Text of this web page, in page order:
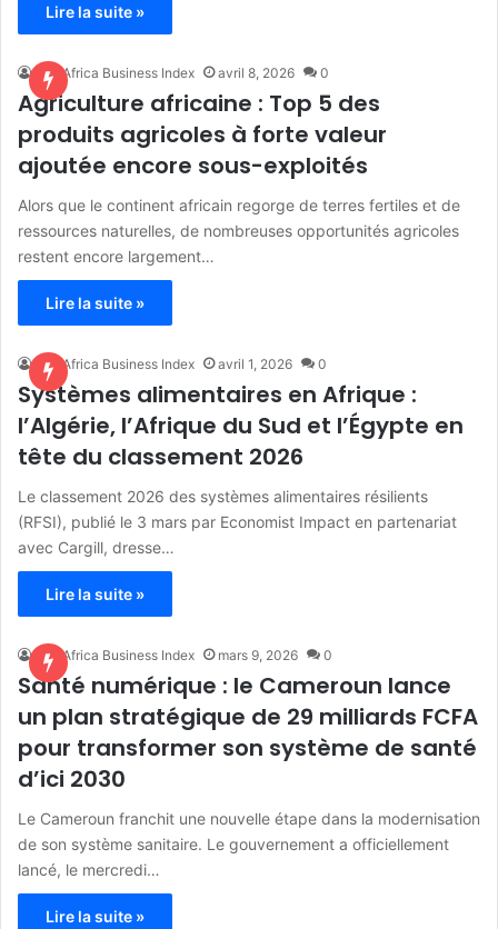
Lire la suite »
The Africa Business Index avril 8, 2026 0
Agriculture africaine : Top 5 des
produits agricoles à forte valeur
ajoutée encore sous-exploités
Alors que le continent africain regorge de terres fertiles et de
ressources naturelles, de nombreuses opportunités agricoles
restent encore largement…
Lire la suite »
The Africa Business Index avril 1, 2026 0
Systèmes alimentaires en Afrique :
l’Algérie, l’Afrique du Sud et l’Égypte en
tête du classement 2026
Le classement 2026 des systèmes alimentaires résilients
(RFSI), publié le 3 mars par Economist Impact en partenariat
avec Cargill, dresse…
Lire la suite »
The Africa Business Index mars 9, 2026 0
Santé numérique : le Cameroun lance
un plan stratégique de 29 milliards FCFA
pour transformer son système de santé
d’ici 2030
Le Cameroun franchit une nouvelle étape dans la modernisation
de son système sanitaire. Le gouvernement a officiellement
lancé, le mercredi…
Lire la suite »